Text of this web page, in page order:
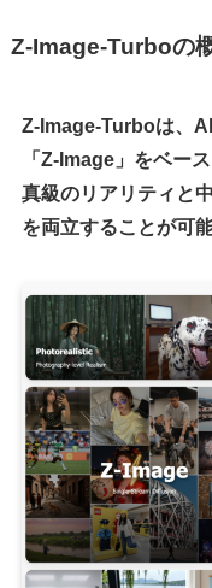
Z-Image-Turboの
Z-Image-Turboは、
「Z-Image」をベー
真級のリアリティと
を両立することが可能